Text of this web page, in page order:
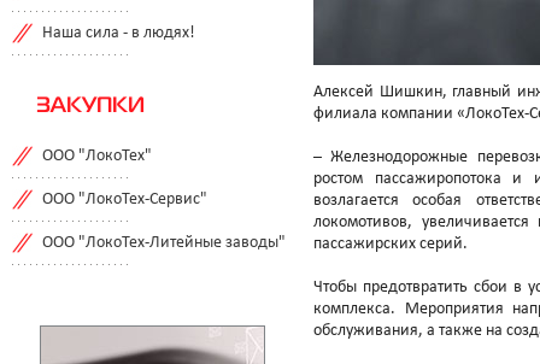
Наша сила - в людях!
ЗАКУПКИ
ООО "ЛокоТех"
ООО "ЛокоТех-Сервис"
ООО "ЛокоТех-Литейные заводы"
Алексей Шишкин, главный
филиала компании «ЛокоТех-
– Железнодорожные
ростом пассажиропотока и
возлагается особая
локомотивов,
пассажирских серий.
Чтобы предотвратить сбои в
комплекса. Мероприятия
обслуживания, а также на